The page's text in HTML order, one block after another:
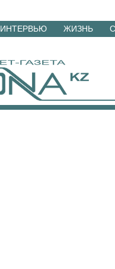
ИНТЕРВЬЮ ЖИЗНЬ